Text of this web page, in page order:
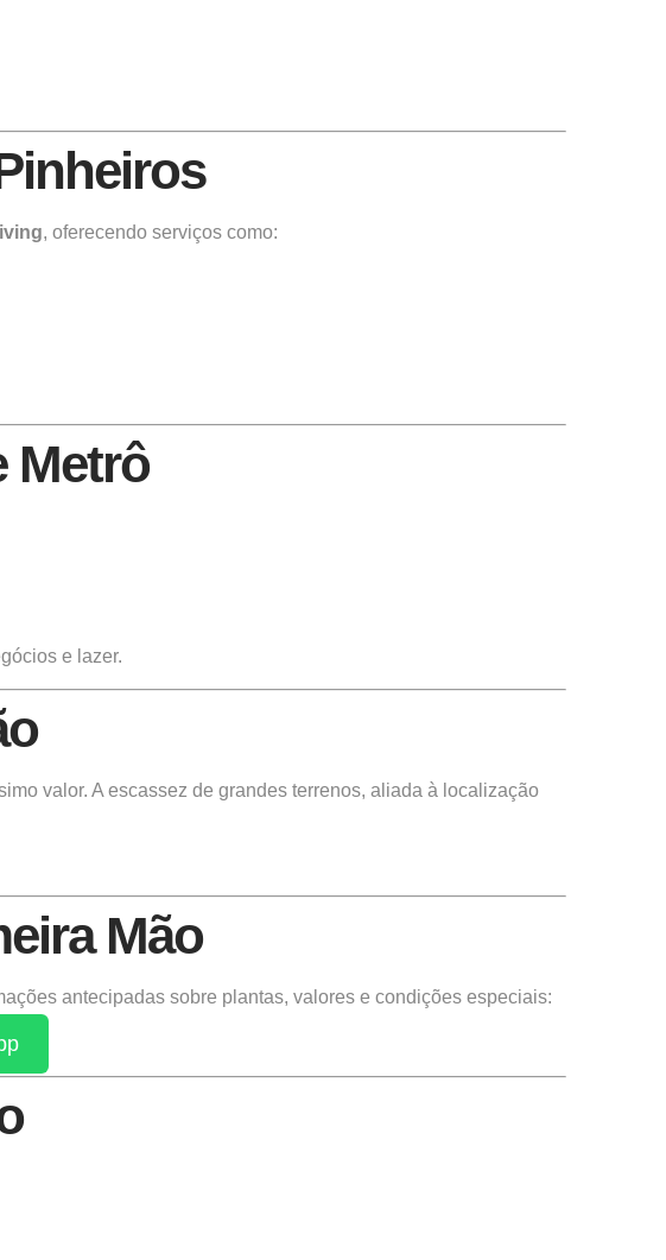
, oferecendo serviços como:
Metrô
e lazer.
valor. A escassez de grandes terrenos, aliada à localização
Mão
antecipadas sobre plantas, valores e condições especiais: